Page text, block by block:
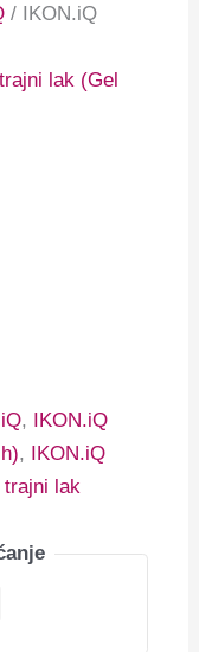
/ IKON.iQ
lak (Gel
,
IKON.iQ
,
IKON.iQ
trajni lak